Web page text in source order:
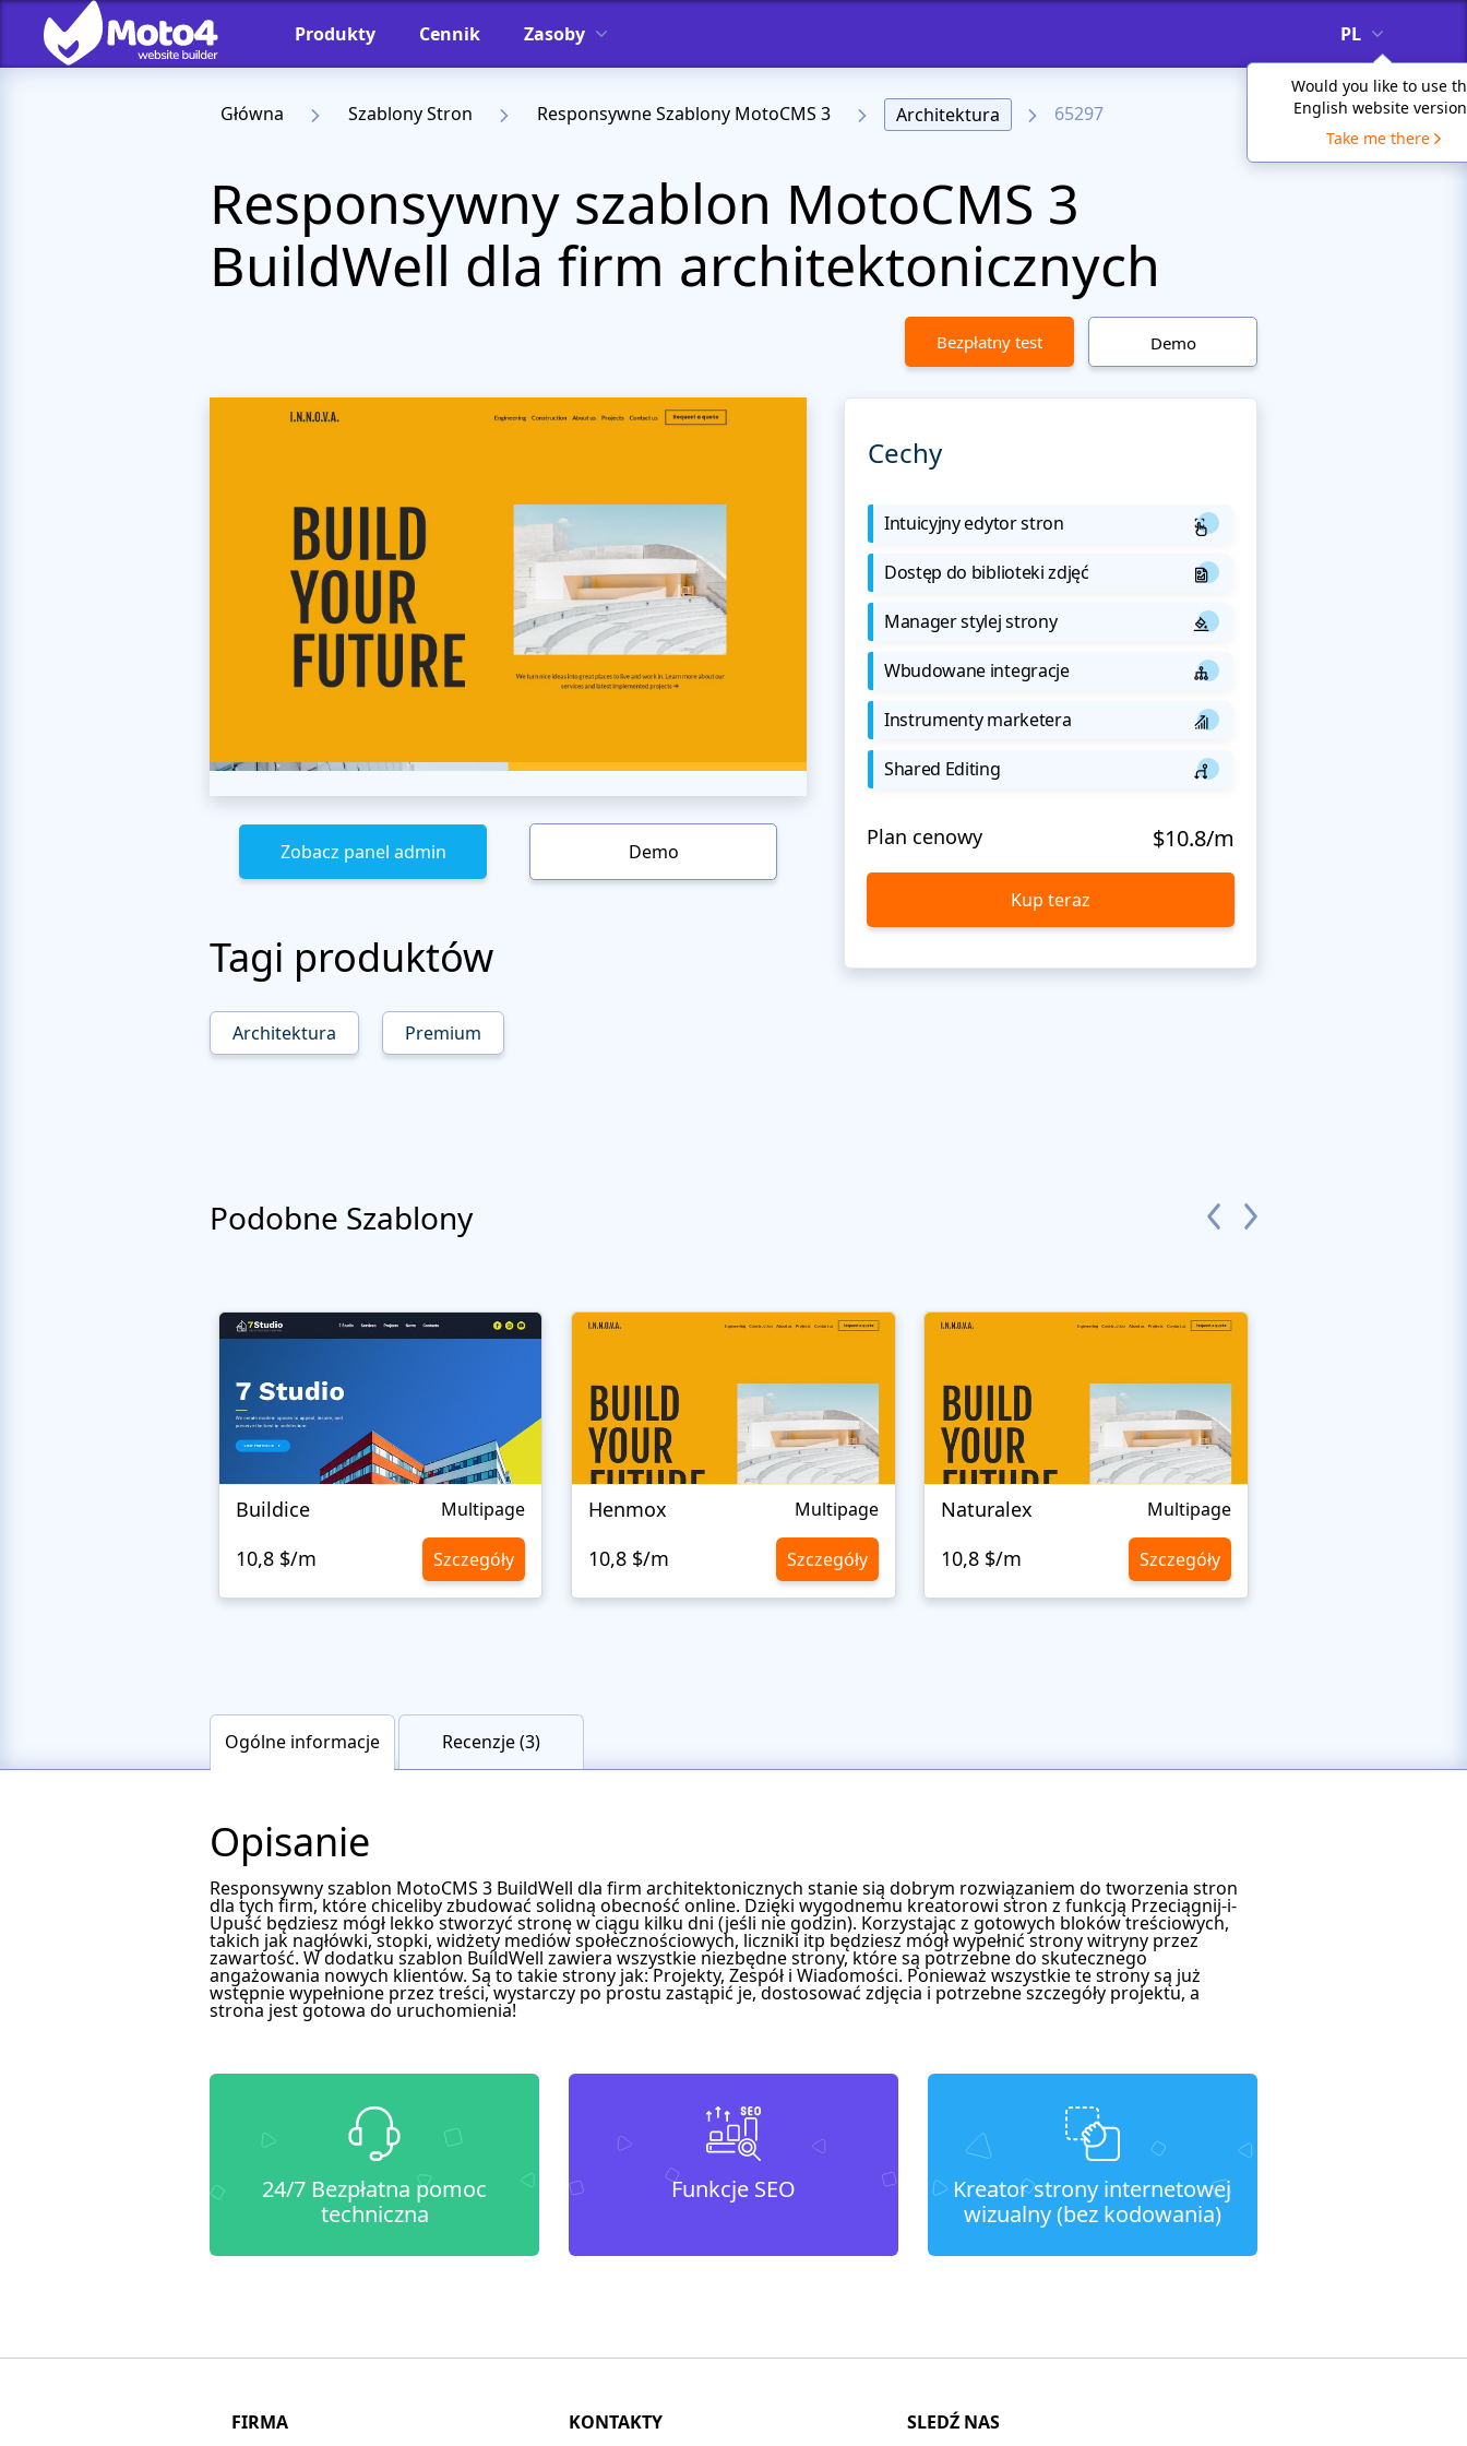
Produkty Cennik Zasoby PL
Would you like to use
English website
Take me there
Główna Szablony Stron Responsywne Szablony MotoCMS 3 Architektura 65297
Responsywny szablon MotoCMS 3
BuildWell dla firm architektonicznych
Bezpłatny test Demo
Zobacz panel admin Demo
Tagi produktów
Architektura Premium
Cechy
Intuicyjny edytor stron
Dostęp do biblioteki zdjęć
Manager stylej strony
Wbudowane integracje
Instrumenty marketera
Shared Editing
Plan cenowy $10.8/m
Kup teraz
Podobne Szablony
Buildice Multipage
10,8 $/m Szczegóły
Henmox Multipage
10,8 $/m Szczegóły
Naturalex Multipage
10,8 $/m Szczegóły
Ogólne informacje Recenzje (3)
Opisanie
Responsywny szablon MotoCMS 3 BuildWell dla firm architektonicznych stanie sią dobrym rozwiązaniem do tworzenia stron
dla tych firm, które chiceliby zbudować solidną obecność online. Dzięki wygodnemu kreatorowi stron z funkcją Przeciągnij-i-
Upuść będziesz mógł lekko stworzyć stronę w ciągu kilku dni (jeśli nie godzin). Korzystając z gotowych bloków treściowych,
takich jak nagłówki, stopki, widżety mediów społecznościowych, liczniki itp będziesz mógł wypełnić strony witryny przez
zawartość. W dodatku szablon BuildWell zawiera wszystkie niezbędne strony, które są potrzebne do skutecznego
angażowania nowych klientów. Są to takie strony jak: Projekty, Zespół i Wiadomości. Ponieważ wszystkie te strony są już
wstępnie wypełnione przez treści, wystarczy po prostu zastąpić je, dostosować zdjęcia i potrzebne szczegóły projektu, a
strona jest gotowa do uruchomienia!
24/7 Bezpłatna pomoc
techniczna
Funkcje SEO
Kreator strony internetowej
wizualny (bez kodowania)
FIRMA KONTAKTY SLEDŹ NAS